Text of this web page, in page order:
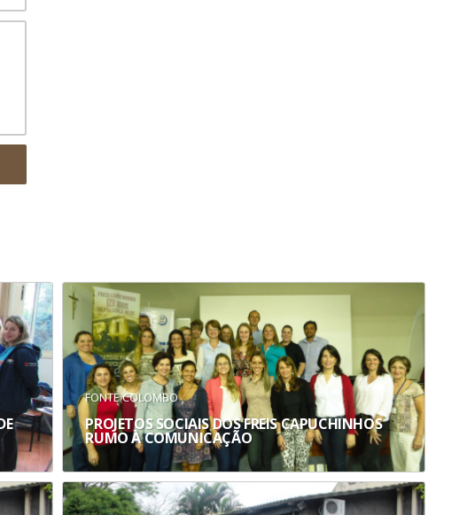
FONTE COLOMBO
PROJETOS SOCIAIS DOS FREIS CAPUCHINHOS
RUMO À COMUNICAÇÃO